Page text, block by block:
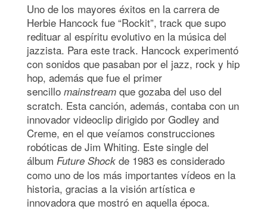
Uno de los mayores éxitos en la carrera de
Herbie Hancock fue “Rockit”, track que supo
redituar al espíritu evolutivo en la música del
jazzista. Para este track. Hancock experimentó
con sonidos que pasaban por el jazz, rock y hip
hop, además que fue el primer
sencillo mainstream que gozaba del uso del
scratch. Esta canción, además, contaba con un
innovador videoclip dirigido por Godley and
Creme, en el que veíamos construcciones
robóticas de Jim Whiting. Este single del
álbum Future Shock de 1983 es considerado
como uno de los más importantes vídeos en la
historia, gracias a la visión artística e
innovadora que mostró en aquella época.